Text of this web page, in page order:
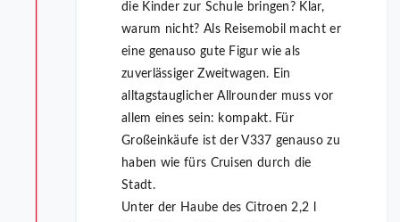
die Kinder zur Schule bringen? Klar,
warum nicht? Als Reisemobil macht er
eine genauso gute Figur wie als
zuverlässiger Zweitwagen. Ein
alltagstauglicher Allrounder muss vor
allem eines sein: kompakt. Für
Großeinkäufe ist der V337 genauso zu
haben wie fürs Cruisen durch die
Stadt.
Unter der Haube des Citroen 2,2 l